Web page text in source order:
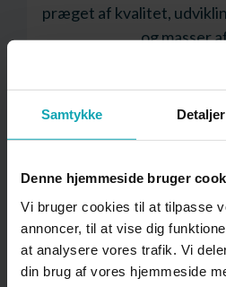
Samtykke Detaljer
Denne hjemmeside bruger
Vi bruger cookies til at tilpasse
annoncer, til at vise dig
at analysere vores trafik. Vi
din brug af vores hjemmeside
præget af kvalitet,
og masser